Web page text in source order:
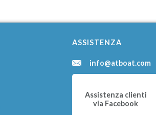
ASSISTENZA
info@atboat.com
Assistenza clienti
via Facebook